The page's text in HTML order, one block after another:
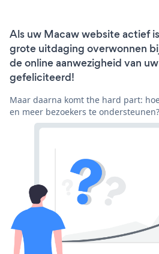
Als uw Macaw website actief
grote uitdaging overwonnen
de online aanwezigheid van
gefeliciteerd!
Maar daarna komt the hard part:
en meer bezoekers te ondersteunen?